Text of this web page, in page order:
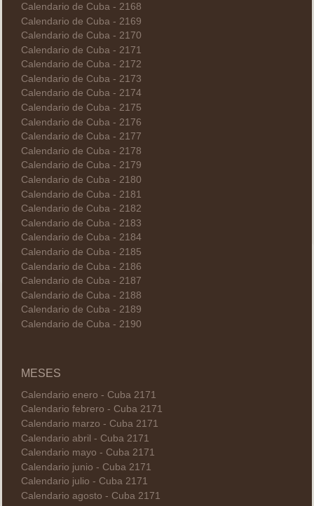
Calendario de Cuba - 2168
Calendario de Cuba - 2169
Calendario de Cuba - 2170
Calendario de Cuba - 2171
Calendario de Cuba - 2172
Calendario de Cuba - 2173
Calendario de Cuba - 2174
Calendario de Cuba - 2175
Calendario de Cuba - 2176
Calendario de Cuba - 2177
Calendario de Cuba - 2178
Calendario de Cuba - 2179
Calendario de Cuba - 2180
Calendario de Cuba - 2181
Calendario de Cuba - 2182
Calendario de Cuba - 2183
Calendario de Cuba - 2184
Calendario de Cuba - 2185
Calendario de Cuba - 2186
Calendario de Cuba - 2187
Calendario de Cuba - 2188
Calendario de Cuba - 2189
Calendario de Cuba - 2190
MESES
Calendario enero - Cuba 2171
Calendario febrero - Cuba 2171
Calendario marzo - Cuba 2171
Calendario abril - Cuba 2171
Calendario mayo - Cuba 2171
Calendario junio - Cuba 2171
Calendario julio - Cuba 2171
Calendario agosto - Cuba 2171